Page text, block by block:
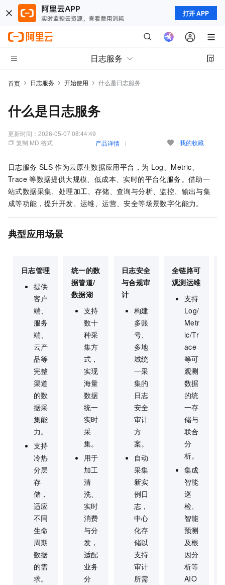
打开 APP
日志服务
首页 日志服务 开始使用 什么是日志服务
什么是日志服务
更新时间： 2026-05-07 08:44:49
复制 MD 格式
产品详情 我的收藏
日志服务 SLS 作为云原生数据应用平台，为 Log、Metric、
Trace 等数据提供大规模、低成本、实时的平台化服务。借助一
站式数据采集、处理加工、存储、查询与分析、监控、输出与集
成等功能，提升开发、运维、运营、安全等场景数字化能力。
典型应用场景
日志管理
提供
客户
端、
服务
端、
云产
品等
完整
渠道
的数
据采
集能
力。
支持
冷热
分层
存
储，
适应
不同
生命
周期
数据
的需
求。
统一的数
据管道/
数据湖
支持
数十
种采
集方
式，
实现
海量
数据
统一
实时
采
集。
用于
加工
清
洗、
实时
消费
与分
发，
适配
业务
分
日志安全
与合规审
计
构建
多账
号、
多地
域统
一采
集的
日志
安全
审计
方
案。
自动
采集
新实
例日
志，
中心
化存
储以
支持
审计
所需
全链路可
观测运维
支持
Log/
Metr
ic/Tr
ace
等可
观测
数据
的统
一存
储与
联合
分
析。
集成
智能
巡
检、
智能
预测
及根
因分
析等
AIO